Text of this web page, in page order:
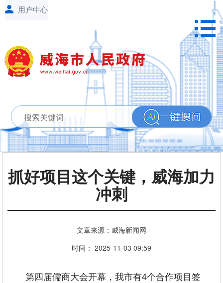
抓好项目这个关键，威海加力
冲刺
文章来源：威海新闻网
时间： 2025-11-03 09:59
第四届儒商大会开幕，我市有4个合作项目签